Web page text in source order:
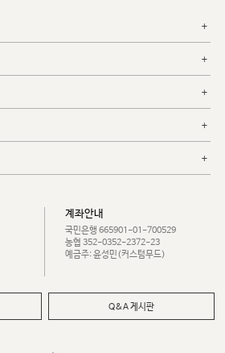
계좌안내
국민은행 665901-01-700529
농협 352-0352-2372-23
예금주: 윤성민(커스텀무드)
Q&A 게시판